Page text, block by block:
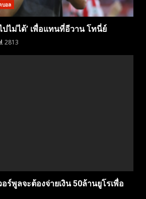
บอล
ปไม่ได้’ เพื่อแทนที่อีวาน โทนี่ย์
2813
อร์พูลจะต้องจ่ายเงิน 50ล้านยูโรเพื่อ